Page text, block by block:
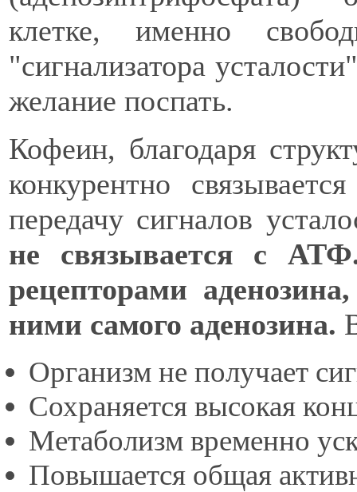
клетке, именно
"сигнализатора
желание поспать.
Кофеин, благодаря
конкурентно
передачу сигналов
не связывается с
рецепторами
ними самого аденозина.
Организм не получает
Сохраняется высокая
Метаболизм временно
Повышается общая